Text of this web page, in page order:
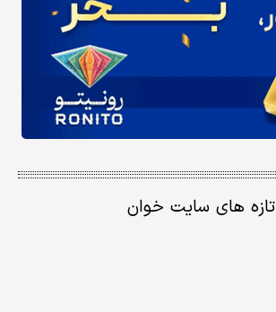
تازه های سایت خوان